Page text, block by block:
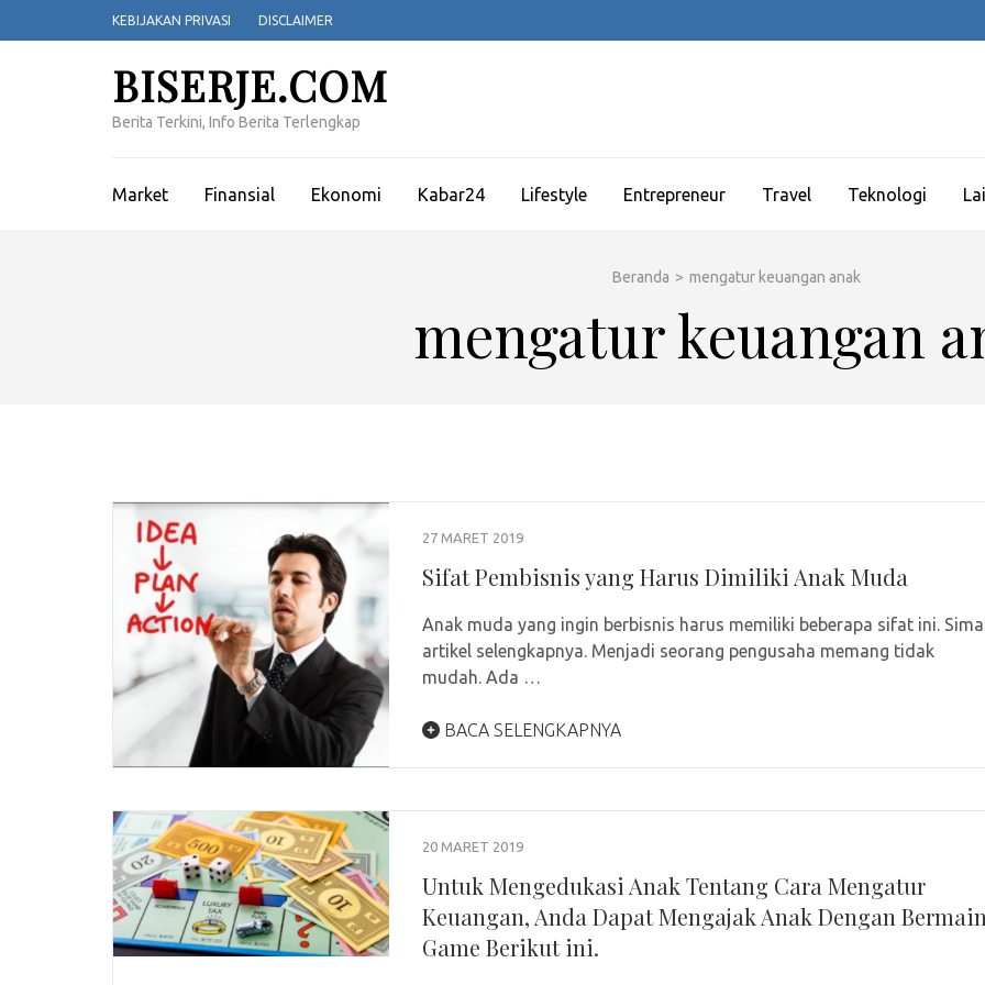
ke
KEBIJAKAN PRIVASI DISCLAIMER
BISERJE.COM
Berita Terkini, Info Berita Terlengkap
Market Finansial Ekonomi Kabar24 Lifestyle Entrepreneur Travel Teknologi
Beranda > mengatur keuangan anak
mengatur keuangan
27 MARET 2019
Sifat Pembisnis yang Harus Dimiliki Anak Muda
Anak muda yang ingin berbisnis harus memiliki beberapa sifat ini.
artikel selengkapnya. Menjadi seorang pengusaha memang tidak
mudah. Ada …
BACA SELENGKAPNYA
20 MARET 2019
Untuk Mengedukasi Anak Tentang Cara Mengatur
Keuangan, Anda Dapat Mengajak Anak Dengan Bermain
Game Berikut ini.